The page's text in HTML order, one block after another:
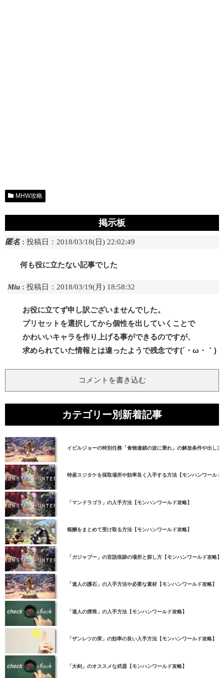
MHW攻略
掲示板
匿名: 投稿日：2018/03/18(日) 22:02:49
何も役に立たない記事でした
Miu : 投稿日：2018/03/19(月) 18:58:32
お役に立てず申し訳ございませんでした。
プリセットを選択してから個性を出していくことで
かわいいキャラを作り上げる事ができるのですが、
求められていた情報とは違ったようで残念です(´・ω・｀)
コメントを書き込む
カテゴリー別新着記事
イビルジョーの特別任務「食物連鎖の波に乗れ」の解放条件や出し
特産スジタケを採取場所や効率良く入手する方法【モンハンワールド
「マンドラゴラ」の入手方法【モンハンワールド攻略】
報酬をまとめて受け取る方法【モンハンワールド攻略】
「ガジャブー」の言語痕跡の場所と探し方【モンハンワールド攻略】
「達人の護石」の入手方法や必要な素材【モンハンワールド攻略】
「達人の煙筒」の入手方法【モンハンワールド攻略】
「ザンレツの実」の効率の良い入手方法【モンハンワールド攻略】
「大剣」のオススメな武器【モンハンワールド攻略】